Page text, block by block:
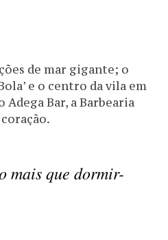
de mar gigante; o
e o centro da vila em
Adega Bar, a Barbearia
mais que dormir-